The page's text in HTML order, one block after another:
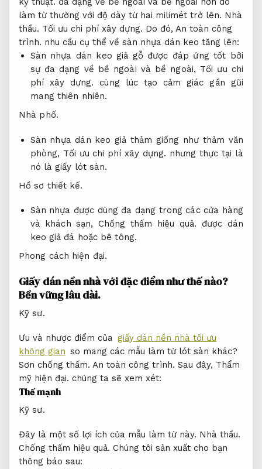
làm từ thường với độ dày từ hai milimét trở lên. Nhà
thầu. Tối ưu chi phí xây dựng. Do đó, An toàn công
trình. nhu cầu cụ thể về sàn nhựa dán keo tăng lên:
Sàn nhựa dán keo giả gỗ được đáp ứng tốt bởi
sự đa dạng về bề ngoài và bề ngoài, Tối ưu chi
phí xây dựng. cùng lúc tạo cảm giác gần gũi
mang thiên nhiên.
Nhà phố.
Sàn nhựa dán keo giả thảm giống như thảm văn
phòng, Tối ưu chi phí xây dựng. nhưng thực tại là
nó là giấy lót sàn.
Hồ sơ thiết kế.
Sàn nhựa được dùng đa dạng trong các cửa hàng
và khách sạn,Chống thấm hiệu quả. được dán
keo giả đá hoặc bê tông.
Phong cách hiện đại.
Giấy dán nền nhà với đặc điểm như thế nào?
Bền vững lâu dài.
Kỹ sư.
Ưu và nhược điểm của giấy dán nền nhà tối ưu
không gian so mang các mẫu làm từ lót sàn khác?
Sơn chống thấm. An toàn công trình. Sau đây, Thẩm
mỹ hiện đại. chúng ta sẽ xem xét:
Thế mạnh
Kỹ sư.
Đây là một số lợi ích của mẫu làm từ này. Nhà thầu.
Chống thấm hiệu quả. Chúng tôi sản xuất cho bạn
thông báo sau: